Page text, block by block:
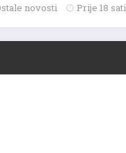
novosti Prije 18 sati